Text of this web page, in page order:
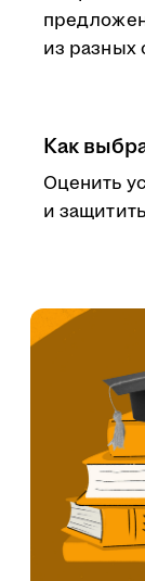
из разных
Как
Оценить
и